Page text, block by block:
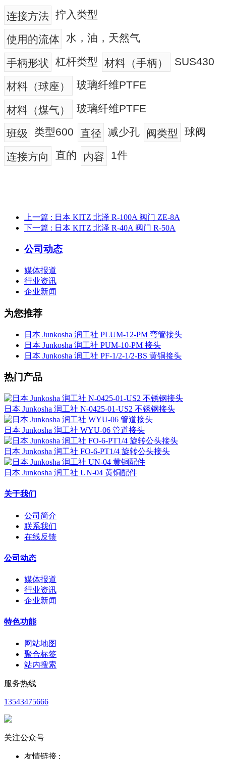
连接方法 拧入类型
使用的流体 水，油，天然气
手柄形状 杠杆类型 材料（手柄） SUS430
材料（球座） 玻璃纤维PTFE
材料（煤气） 玻璃纤维PTFE
班级 类型600 直径 减少孔 阀类型 球阀
连接方向 直的 内容 1件
上一篇 : 日本 KITZ 北泽 R-100A 阀门 ZE-8A
下一篇 : 日本 KITZ 北泽 R-40A 阀门 R-50A
公司动态
媒体报道
行业资讯
企业新闻
为您推荐
日本 Junkosha 润工社 PLUM-12-PM 弯管接头
日本 Junkosha 润工社 PUM-10-PM 接头
日本 Junkosha 润工社 PF-1/2-1/2-BS 黄铜接头
热门产品
日本 Junkosha 润工社 N-0425-01-US2 不锈钢接头
日本 Junkosha 润工社 WYU-06 管道接头
日本 Junkosha 润工社 FO-6-PT1/4 旋转公头接头
日本 Junkosha 润工社 UN-04 黄铜配件
关于我们
公司简介
联系我们
在线反馈
公司动态
媒体报道
行业资讯
企业新闻
特色功能
网站地图
聚合标签
站内搜索
服务热线
13543475666
关注公众号
友情链接 :